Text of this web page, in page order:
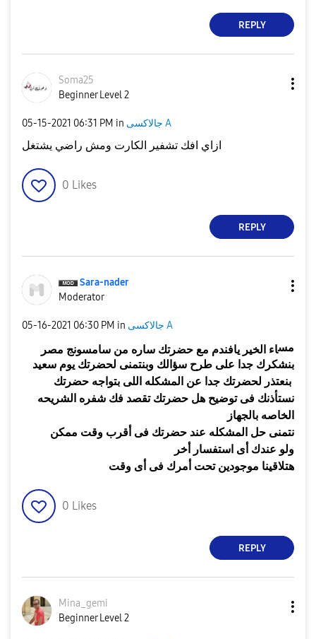
REPLY
Soma25
Beginner Level 2
‎05-15-2021 06:31 PM in جالاكسى A
ازاي افك تشفير الكارت ومش راضي يشتغل
0 Likes
REPLY
Sara-nader
Moderator
‎05-16-2021 06:30 PM in
جالاكسى A
مساء الخير يافندم مع حضرتك ساره من سامسونج مصر
بنشكرك جدا على طرح سؤالك وبنتمنى لحضرتك يوم سعيد
نستأذنك فى توضيح هل حضرتك تقصد فك شفره الشريحه
الخاصه بالجهاز
نتمنى حل المشكله عند حضرتك فى أقرب وقت ممكن
ولو عندك أى استفسار أخر
هتلاقينا موجودين تحت أمرك فى أى وقت
0 Likes
REPLY
Mina_gemi
Beginner Level 2